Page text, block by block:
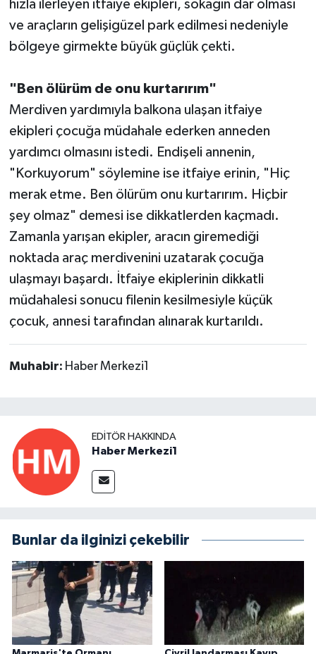
hızla ilerleyen itfaiye ekipleri, sokağın dar olması
ve araçların gelişigüzel park edilmesi nedeniyle
bölgeye girmekte büyük güçlük çekti.
"Ben ölürüm de onu kurtarırım"
Merdiven yardımıyla balkona ulaşan itfaiye
ekipleri çocuğa müdahale ederken anneden
yardımcı olmasını istedi. Endişeli annenin,
"Korkuyorum" söylemine ise itfaiye erinin, "Hiç
merak etme. Ben ölürüm onu kurtarırım. Hiçbir
şey olmaz" demesi ise dikkatlerden kaçmadı.
Zamanla yarışan ekipler, aracın giremediği
noktada araç merdivenini uzatarak çocuğa
ulaşmayı başardı. İtfaiye ekiplerinin dikkatli
müdahalesi sonucu filenin kesilmesiyle küçük
çocuk, annesi tarafından alınarak kurtarıldı.
Muhabir: Haber Merkezi1
EDITÖR HAKKINDA
Haber Merkezi1
Bunlar da ilginizi çekebilir